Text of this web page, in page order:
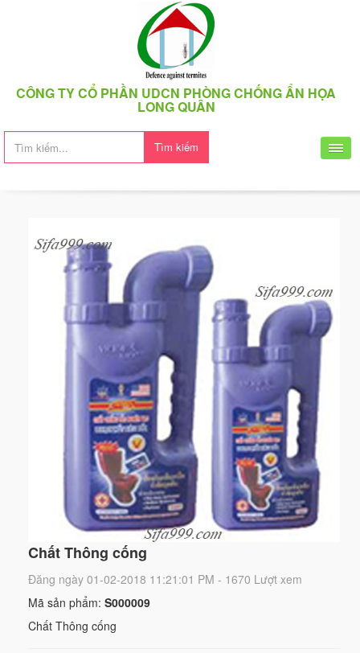
CÔNG TY CỔ PHẦN UDCN PHÒNG CHỐNG ẨN HỌA
LONG QUÂN
Tìm kiếm
Chất Thông cống
Đăng ngày 01-02-2018 11:21:01 PM - 1670 Lượt xem
Mã sản phẩm: S000009
Chất Thông cống